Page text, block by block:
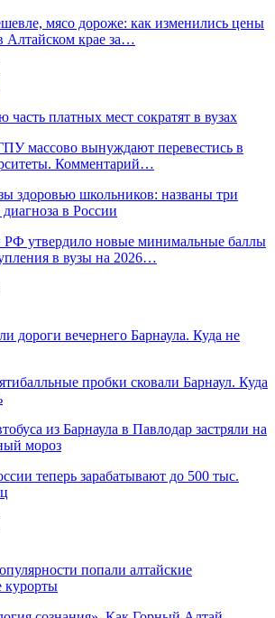
мясо дороже: как изменились цены
Алтайском крае за…
платных мест сократят в вузах
массово вынуждают перевестись в
Комментарий…
здоровью школьников: названы три
в России
утвердило новые минимальные баллы
в вузы на 2026…
дороги вечернего Барнаула. Куда не
пробки сковали Барнаул. Куда
из Барнаула в Павлодар застряли на
мороз
теперь зарабатывают до 500 тыс.
попали алтайские